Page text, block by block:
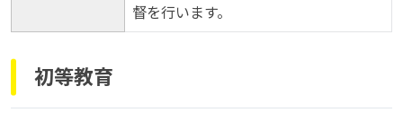
督を行います。
初等教育